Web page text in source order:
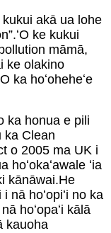
kukui akā ua lohe
ke kukui
māmā,
ke olakino
ka hoʻoheheʻe
ka honua e pili
ka Clean
o 2005 ma UK i
ʻia
kānāwai.He
nā hoʻopiʻi no ka
hoʻopaʻi kālā
kauoha